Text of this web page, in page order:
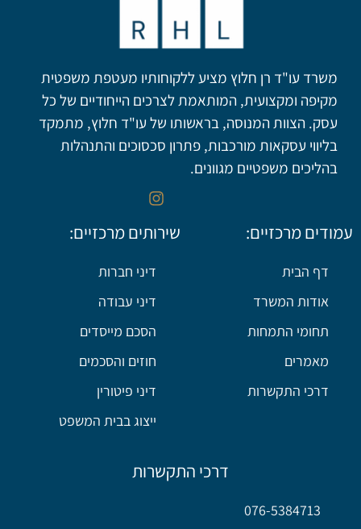
משרד עו"ד רן חלוץ מציע ללקוחותיו מעטפת משפטית
מקיפה ומקצועית, המותאמת לצרכים הייחודיים של כל
עסק. הצוות המנוסה, בראשותו של עו"ד חלוץ, מתמקד
בליווי עסקאות מורכבות, פתרון סכסוכים והתנהלות
בהליכים משפטיים מגוונים.
עמודים מרכזיים:
דף הבית
אודות המשרד
תחומי התמחות
מאמרים
דרכי התקשרות
שירותים מרכזיים:
דיני חברות
דיני עבודה
הסכם מייסדים
חוזים והסכמים
דיני פיטורין
ייצוג בבית המשפט
דרכי התקשרות
076-5384713